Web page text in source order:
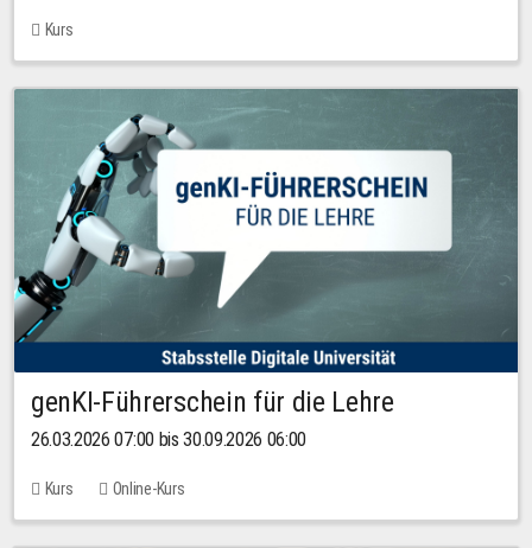
Kurs
genKI-Führerschein für die Lehre
26.03.2026 07:00 bis 30.09.2026 06:00
Kurs Online-Kurs